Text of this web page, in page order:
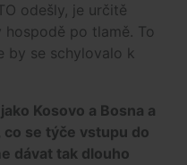
odešly, je určitě
po tlamě. To
by se schylovalo k
Kosovo a Bosna a
se týče vstupu do
dávat tak dlouho